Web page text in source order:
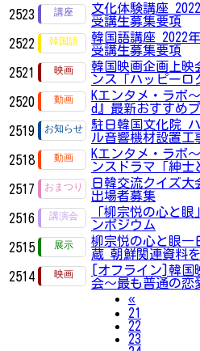
2523
文化体験講座
受講生募集要項
2522
韓国語講座 2022
受講生募集要項
2521
韓国映画企画上映
ンス「ハッピーロ
2520
Kエンタメ・ラボ～
d』最新おすすめ
2519
駐日韓国文化院
ル音響機材設置工
2518
Kエンタメ・ラボ
ンスドラマ「紳士
2517
日韓交流クイズ
出場者募集
2516
「柳宗悦の心と
ンポジウム
2515
柳宗悦の心と眼―
蔵 朝鮮関連資料
2514
[オフライン]韓国
会～最も普通の恋
«Previous
21
22
23